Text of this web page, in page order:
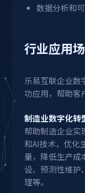
数据分析和
行业应用
乐易互联企业数
功应用，帮助客
制造业数字化转
帮助制造企业实
和AI技术，优化
量，降低生产成
设、预测性维护
理等。